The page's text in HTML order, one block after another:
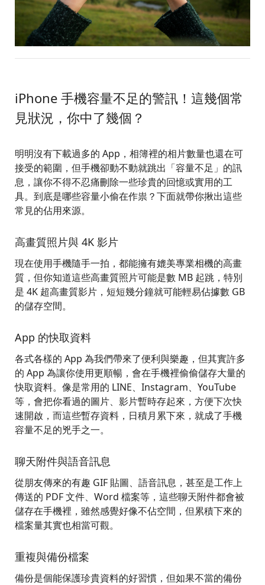
iPhone 手機容量不足的警訊！這幾個常
見狀況，你中了幾個？
明明沒有下載過多的 App，相簿裡的相片數量也還在可
接受的範圍，但手機卻動不動就跳出「容量不足」的訊
息，讓你不得不忍痛刪除一些珍貴的回憶或實用的工
具。到底是哪些容量小偷在作祟？下面就帶你揪出這些
常見的佔用來源。
高畫質照片與 4K 影片
現在使用手機隨手一拍，都能擁有媲美專業相機的高畫
質，但你知道這些高畫質照片可能是數 MB 起跳，特別
是 4K 超高畫質影片，短短幾分鐘就可能輕易佔據數 GB
的儲存空間。
App 的快取資料
各式各樣的 App 為我們帶來了便利與樂趣，但其實許多
的 App 為讓你使用更順暢，會在手機裡偷偷儲存大量的
快取資料。像是常用的 LINE、Instagram、YouTube
等，會把你看過的圖片、影片暫時存起來，方便下次快
速開啟，而這些暫存資料，日積月累下來，就成了手機
容量不足的兇手之一。
聊天附件與語音訊息
從朋友傳來的有趣 GIF 貼圖、語音訊息，甚至是工作上
傳送的 PDF 文件、Word 檔案等，這些聊天附件都會被
儲存在手機裡，雖然感覺好像不佔空間，但累積下來的
檔案量其實也相當可觀。
重複與備份檔案
備份是個能保護珍貴資料的好習慣，但如果不當的備份